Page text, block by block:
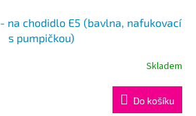
na chodidlo E5 (bavlna, nafukovací
s pumpičkou)
Skladem
Do košíku